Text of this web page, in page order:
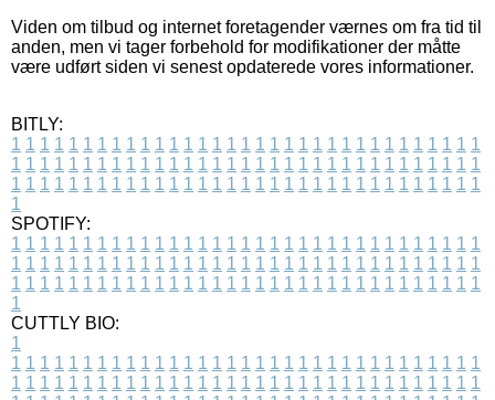
Viden om tilbud og internet foretagender værnes om fra tid til
anden, men vi tager forbehold for modifikationer der måtte
være udført siden vi senest opdaterede vores informationer.
BITLY:
1 1 1 1 1 1 1 1 1 1 1 1 1 1 1 1 1 1 1 1 1 1 1 1 1 1 1 1 1 1 1 1 1
1 1 1 1 1 1 1 1 1 1 1 1 1 1 1 1 1 1 1 1 1 1 1 1 1 1 1 1 1 1 1 1 1
1 1 1 1 1 1 1 1 1 1 1 1 1 1 1 1 1 1 1 1 1 1 1 1 1 1 1 1 1 1 1 1 1
1
SPOTIFY:
1 1 1 1 1 1 1 1 1 1 1 1 1 1 1 1 1 1 1 1 1 1 1 1 1 1 1 1 1 1 1 1 1
1 1 1 1 1 1 1 1 1 1 1 1 1 1 1 1 1 1 1 1 1 1 1 1 1 1 1 1 1 1 1 1 1
1 1 1 1 1 1 1 1 1 1 1 1 1 1 1 1 1 1 1 1 1 1 1 1 1 1 1 1 1 1 1 1 1
1
CUTTLY BIO:
1
1 1 1 1 1 1 1 1 1 1 1 1 1 1 1 1 1 1 1 1 1 1 1 1 1 1 1 1 1 1 1 1 1
1 1 1 1 1 1 1 1 1 1 1 1 1 1 1 1 1 1 1 1 1 1 1 1 1 1 1 1 1 1 1 1 1